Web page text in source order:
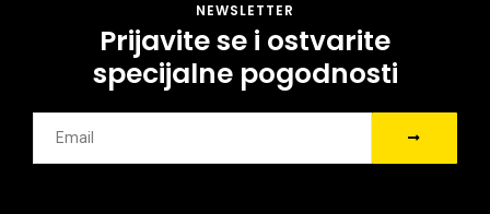
NEWSLETTER
Prijavite se i ostvarite
specijalne pogodnosti